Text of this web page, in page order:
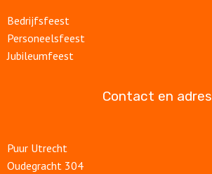
Bedrijfsfeest
Personeelsfeest
Jubileumfeest
Contact en adres
Puur Utrecht
Oudegracht 304